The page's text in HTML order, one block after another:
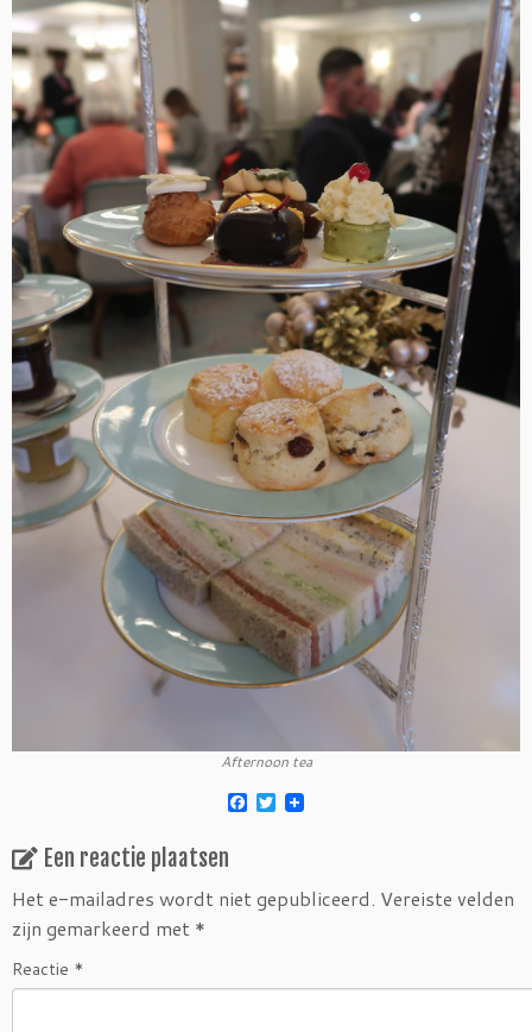
Afternoon tea
F
o
T
w
e
r
Een reactie plaatsen
Het e-mailadres wordt niet gepubliceerd. Vereiste velden
zijn gemarkeerd met *
Reactie *